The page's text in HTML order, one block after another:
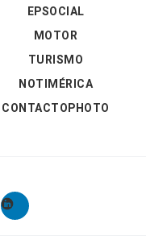
EPSOCIAL
MOTOR
TURISMO
NOTIMÉRICA
CONTACTOPHOTO